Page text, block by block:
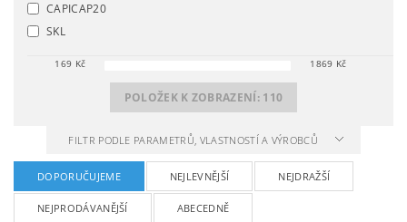
CAPICAP20
SKL
169 Kč 1869 Kč
POLOŽEK K ZOBRAZENÍ: 110
FILTR PODLE PARAMETRŮ, VLASTNOSTÍ A VÝROBCŮ
DOPORUČUJEME NEJLEVNĚJŠÍ NEJDRAŽŠÍ
NEJPRODÁVANĚJŠÍ ABECEDNĚ